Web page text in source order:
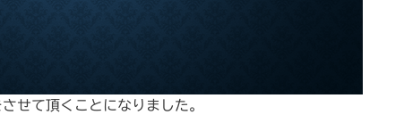
せて頂くことになりました。